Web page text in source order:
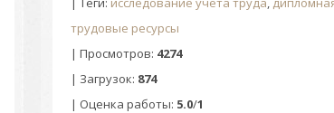
трудовые ресурсы
| Просмотров: 4274
| Загрузок: 874
| Оценка работы: 5.0/1